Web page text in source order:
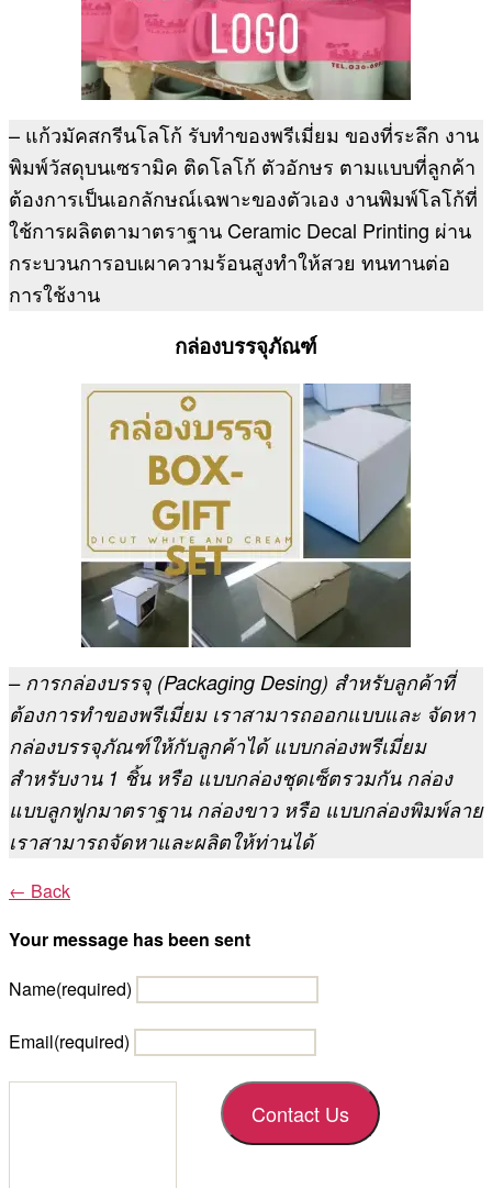
– แก้วมัคสกรีนโลโก้ รับทำของพรีเมี่ยม ของที่ระลึก งาน
พิมพ์วัสดุบนเซรามิค ติดโลโก้ ตัวอักษร ตามแบบที่ลูกค้า
ต้องการเป็นเอกลักษณ์เฉพาะของตัวเอง งานพิมพ์โลโก้ที่
ใช้การผลิตตามาตราฐาน Ceramic Decal Printing ผ่าน
กระบวนการอบเผาความร้อนสูงทำให้สวย ทนทานต่อ
การใช้งาน
กล่องบรรจุภัณฑ์
– การกล่องบรรจุ (Packaging Desing) สำหรับลูกค้าที่
ต้องการทำของพรีเมี่ยม เราสามารถออกแบบและ จัดหา
กล่องบรรจุภัณฑ์ให้กับลูกค้าได้ แบบกล่องพรีเมี่ยม
สำหรับงาน 1 ชิ้น หรือ แบบกล่องชุดเซ็ตรวมกัน กล่อง
แบบลูกฟูกมาตราฐาน กล่องขาว หรือ แบบกล่องพิมพ์ลาย
เราสามารถจัดหาและผลิตให้ท่านได้
← Back
Your message has been sent
Name(required)
Email(required)
Contact Us